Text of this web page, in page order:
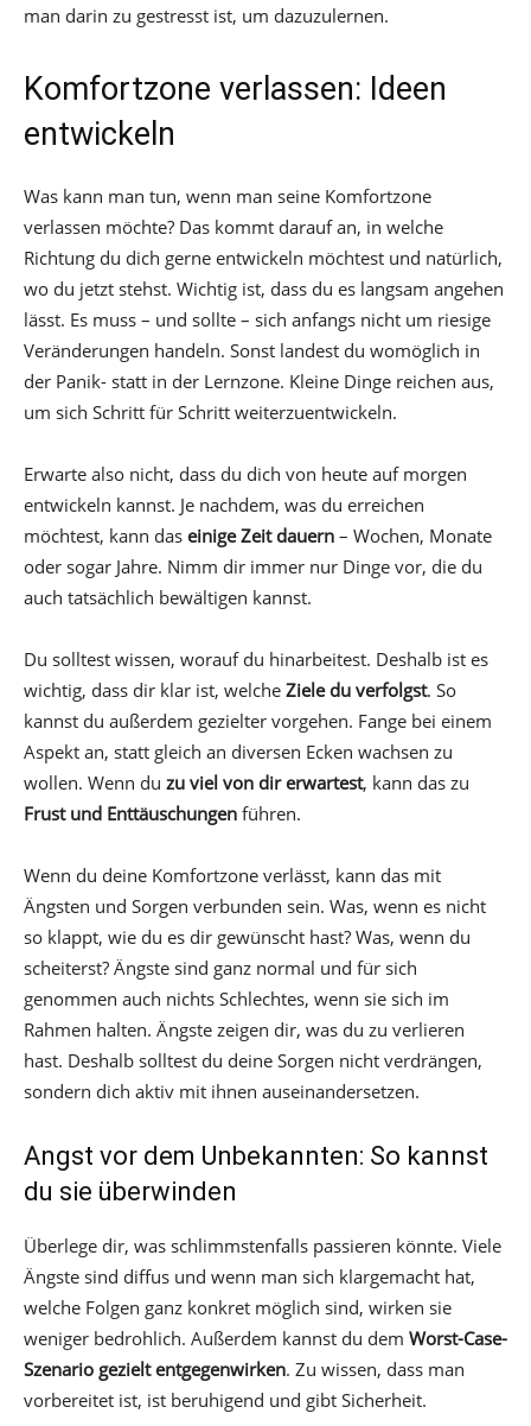
man darin zu gestresst ist, um dazuzulernen.
Komfortzone verlassen: Ideen
entwickeln
Was kann man tun, wenn man seine Komfortzone
verlassen möchte? Das kommt darauf an, in welche
Richtung du dich gerne entwickeln möchtest und natürlich,
wo du jetzt stehst. Wichtig ist, dass du es langsam angehen
lässt. Es muss – und sollte – sich anfangs nicht um riesige
Veränderungen handeln. Sonst landest du womöglich in
der Panik- statt in der Lernzone. Kleine Dinge reichen aus,
um sich Schritt für Schritt weiterzuentwickeln.
Erwarte also nicht, dass du dich von heute auf morgen
entwickeln kannst. Je nachdem, was du erreichen
möchtest, kann das einige Zeit dauern – Wochen, Monate
oder sogar Jahre. Nimm dir immer nur Dinge vor, die du
auch tatsächlich bewältigen kannst.
Du solltest wissen, worauf du hinarbeitest. Deshalb ist es
wichtig, dass dir klar ist, welche Ziele du verfolgst. So
kannst du außerdem gezielter vorgehen. Fange bei einem
Aspekt an, statt gleich an diversen Ecken wachsen zu
wollen. Wenn du zu viel von dir erwartest, kann das zu
Frust und Enttäuschungen führen.
Wenn du deine Komfortzone verlässt, kann das mit
Ängsten und Sorgen verbunden sein. Was, wenn es nicht
so klappt, wie du es dir gewünscht hast? Was, wenn du
scheiterst? Ängste sind ganz normal und für sich
genommen auch nichts Schlechtes, wenn sie sich im
Rahmen halten. Ängste zeigen dir, was du zu verlieren
hast. Deshalb solltest du deine Sorgen nicht verdrängen,
sondern dich aktiv mit ihnen auseinandersetzen.
Angst vor dem Unbekannten: So kannst
du sie überwinden
Überlege dir, was schlimmstenfalls passieren könnte. Viele
Ängste sind diffus und wenn man sich klargemacht hat,
welche Folgen ganz konkret möglich sind, wirken sie
weniger bedrohlich. Außerdem kannst du dem Worst-Case-
Szenario gezielt entgegenwirken. Zu wissen, dass man
vorbereitet ist, ist beruhigend und gibt Sicherheit.